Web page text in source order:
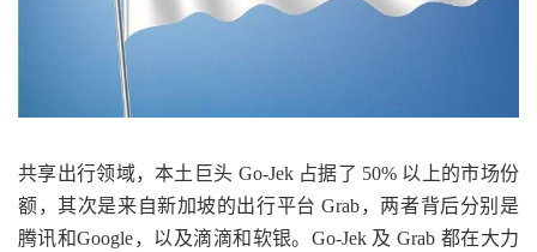
共享出行领域，本土巨头 Go-Jek 占据了 50% 以上的市场份
额，其次是来自新加坡的出行平台 Grab，两者背后分别是
腾讯和Google，以及滴滴和软银。Go-Jek 及 Grab 都在大力